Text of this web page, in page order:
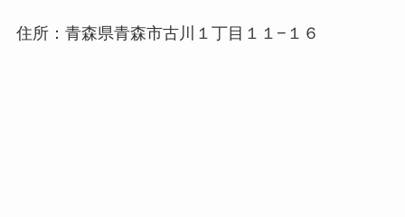
住所：青森県青森市古川１丁目１１−１６